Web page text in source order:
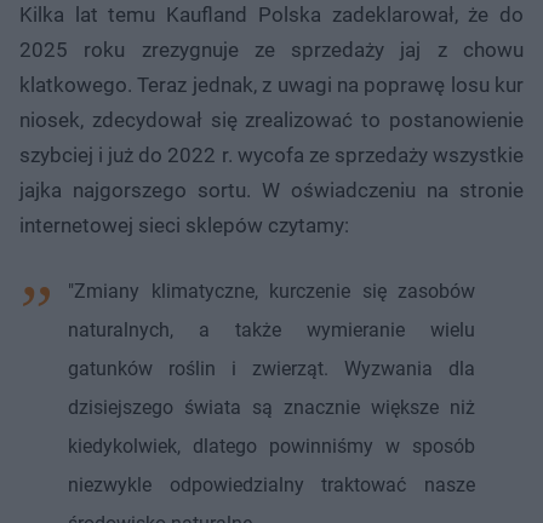
Kilka lat temu Kaufland Polska zadeklarował, że do
2025 roku zrezygnuje ze sprzedaży jaj z chowu
klatkowego. Teraz jednak, z uwagi na poprawę losu kur
niosek, zdecydował się zrealizować to postanowienie
szybciej i już do 2022 r. wycofa ze sprzedaży wszystkie
jajka najgorszego sortu. W oświadczeniu na stronie
internetowej sieci sklepów czytamy:
"Zmiany klimatyczne, kurczenie się zasobów
naturalnych, a także wymieranie wielu
gatunków roślin i zwierząt. Wyzwania dla
dzisiejszego świata są znacznie większe niż
kiedykolwiek, dlatego powinniśmy w sposób
niezwykle odpowiedzialny traktować nasze